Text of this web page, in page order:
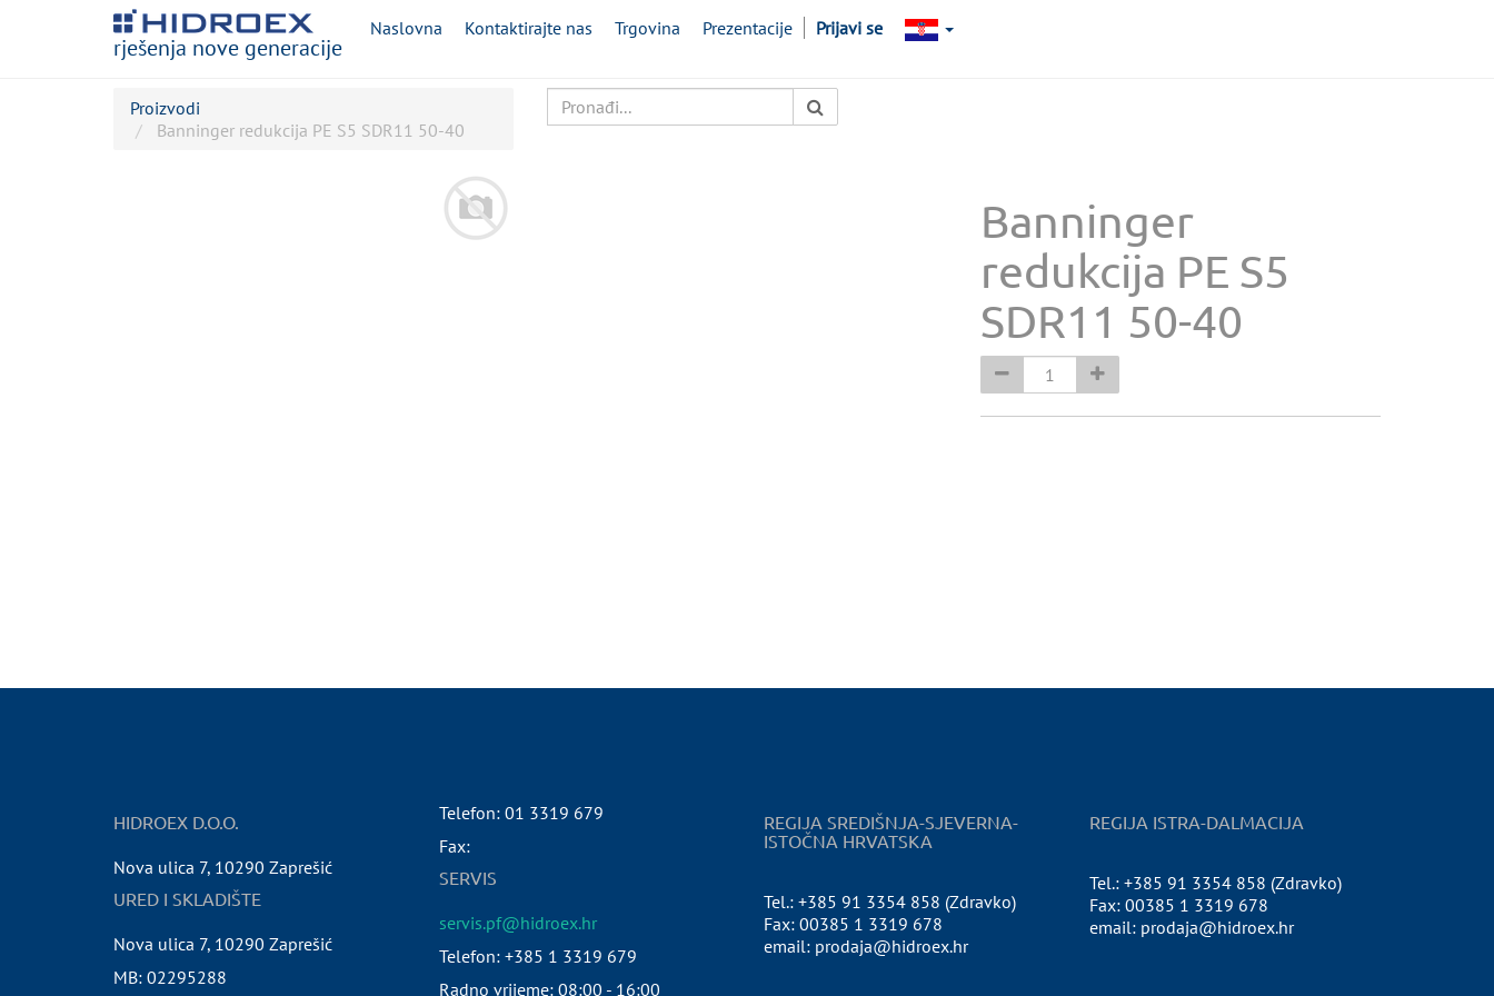
rješenja nove generacije
Naslovna Kontaktirajte nas Trgovina Prezentacije Prijavi se
Proizvodi
Banninger redukcija PE S5 SDR11 50-40
Banninger
redukcija PE S5
SDR11 50-40
HIDROEX D.O.O.
Nova ulica 7, 10290 Zaprešić
URED I SKLADIŠTE
Nova ulica 7, 10290 Zaprešić
MB: 02295288
Telefon: 01 3319 679
Fax:
SERVIS
servis.pf@hidroex.hr
Telefon: +385 1 3319 679
Radno vrijeme: 08:00 - 16:00
REGIJA SREDIŠNJA-SJEVERNA-
ISTOČNA HRVATSKA
Tel.: +385 91 3354 858 (Zdravko)
Fax: 00385 1 3319 678
email: prodaja@hidroex.hr
REGIJA ISTRA-DALMACIJA
Tel.: +385 91 3354 858 (Zdravko)
Fax: 00385 1 3319 678
email: prodaja@hidroex.hr